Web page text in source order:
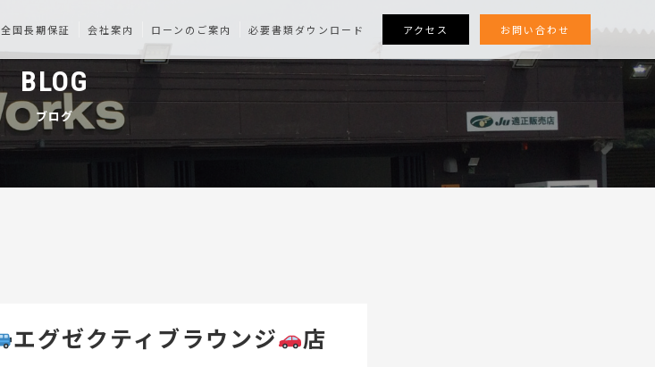
全国長期保証 会社案内 ローンのご案内 必要書類ダウンロード アクセス お問い合わせ
BLOG
ブログ
エグゼクティブラウンジ
店